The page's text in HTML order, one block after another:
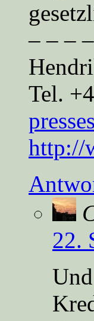
– – –
Tel.
http://
22.